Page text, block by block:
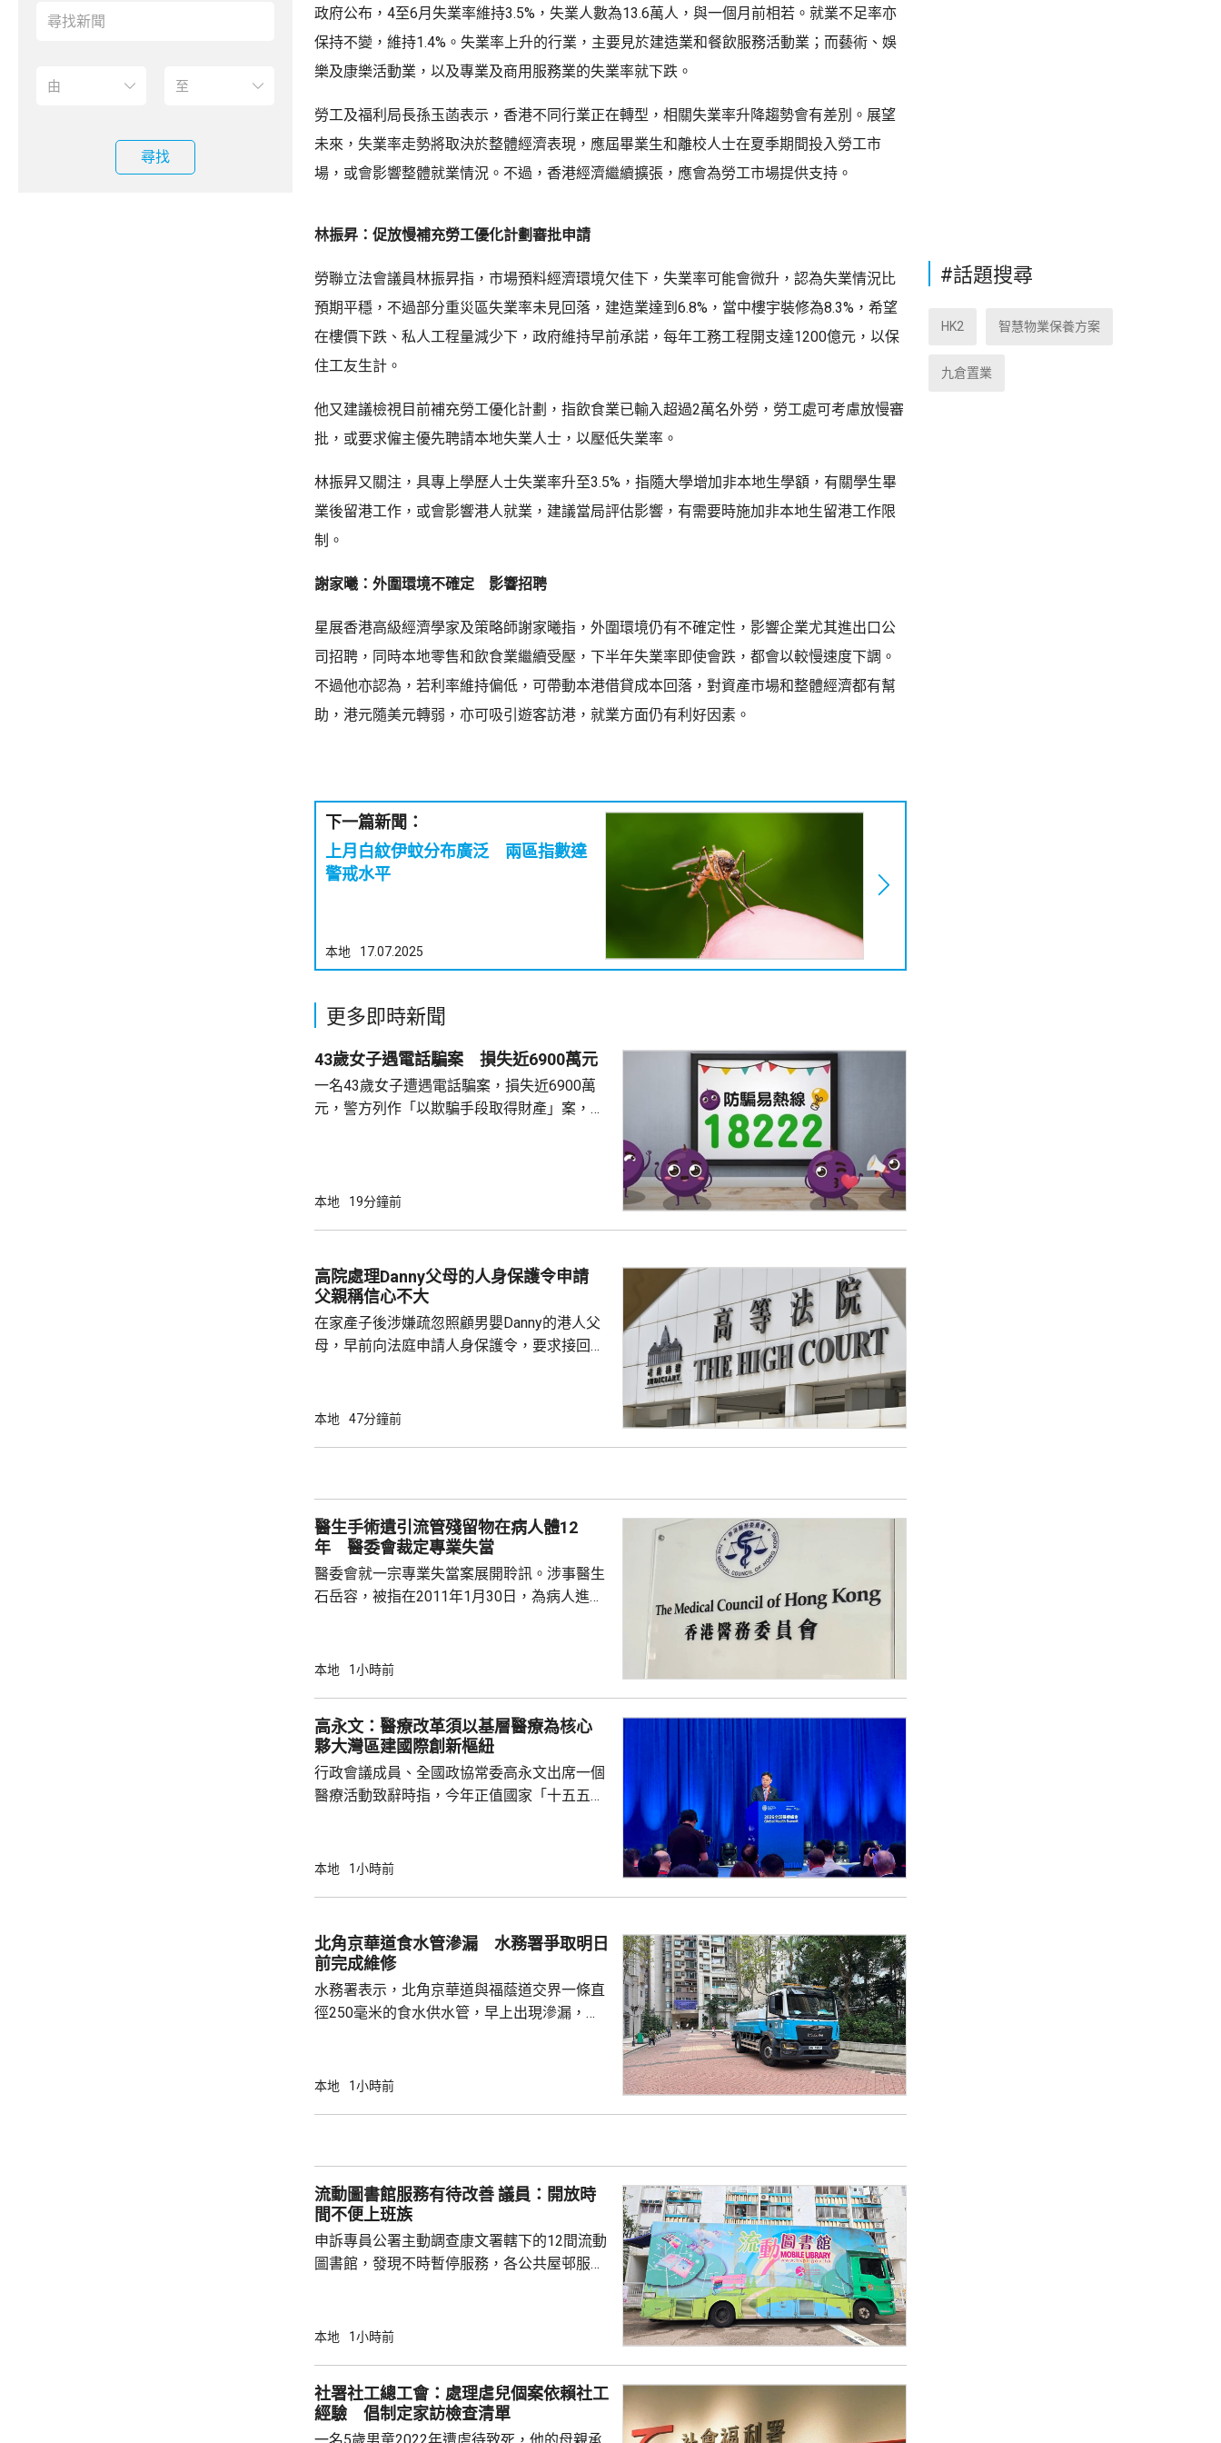
尋找
政府公布，4至6月失業率維持3.5%，失業人數為13.6萬人，與一個月前相若。就業不足率亦
保持不變，維持1.4%。失業率上升的行業，主要見於建造業和餐飲服務活動業；而藝術、娛
樂及康樂活動業，以及專業及商用服務業的失業率就下跌。
勞工及福利局長孫玉菡表示，香港不同行業正在轉型，相關失業率升降趨勢會有差別。展望
未來，失業率走勢將取決於整體經濟表現，應屆畢業生和離校人士在夏季期間投入勞工市
場，或會影響整體就業情況。不過，香港經濟繼續擴張，應會為勞工市場提供支持。
林振昇：促放慢補充勞工優化計劃審批申請
勞聯立法會議員林振昇指，市場預料經濟環境欠佳下，失業率可能會微升，認為失業情況比
預期平穩，不過部分重災區失業率未見回落，建造業達到6.8%，當中樓宇裝修為8.3%，希望
在樓價下跌、私人工程量減少下，政府維持早前承諾，每年工務工程開支達1200億元，以保
住工友生計。
他又建議檢視目前補充勞工優化計劃，指飲食業已輸入超過2萬名外勞，勞工處可考慮放慢審
批，或要求僱主優先聘請本地失業人士，以壓低失業率。
林振昇又關注，具專上學歷人士失業率升至3.5%，指隨大學增加非本地生學額，有關學生畢
業後留港工作，或會影響港人就業，建議當局評估影響，有需要時施加非本地生留港工作限
制。
謝家曦：外圍環境不確定 影響招聘
星展香港高級經濟學家及策略師謝家曦指，外圍環境仍有不確定性，影響企業尤其進出口公
司招聘，同時本地零售和飲食業繼續受壓，下半年失業率即使會跌，都會以較慢速度下調。
不過他亦認為，若利率維持偏低，可帶動本港借貸成本回落，對資產市場和整體經濟都有幫
助，港元隨美元轉弱，亦可吸引遊客訪港，就業方面仍有利好因素。
下一篇新聞：
上月白紋伊蚊分布廣泛 兩區指數達
警戒水平
本地 17.07.2025
更多即時新聞
43歲女子遇電話騙案 損失近6900萬元
一名43歲女子遭遇電話騙案，損失近6900萬
元，警方列作「以欺騙手段取得財產」案，暫
於上月2日至本月1日期間，先後轉賬約6894
本地 19分鐘前
高院處理Danny父母的人身保護令申請
父親稱信心不大
在家產子後涉嫌疏忽照顧男嬰Danny的港人父
母，早前向法庭申請人身保護令，要求接回被
示，懷著戰戰兢兢的心情應付審訊，信心不
子的健康每況愈下。
本地 47分鐘前
醫生手術遺引流管殘留物在病人體12
年 醫委會裁定專業失當
醫委會就一宗專業失當案展開聆訊。涉事醫生
石岳容，被指在2011年1月30日，為病人進行
乳房檢查時才發現，有三條引流管殘留物，遺
確保引流管已被完全拔除，亦應及時察覺引流
管長度有異，指石岳容的行為，低於合理預期
的專業標準。 辯...
本地 1小時前
高永文：醫療改革須以基層醫療為核心
夥大灣區建國際創新樞紐
行政會議成員、全國政協常委高永文出席一個
醫療活動致辭時指，今年正值國家「十五五」
他強調，面對人口老化挑戰，不能單靠興建醫
透過地區康健中心和「基層醫療共同治理網
絡」，建立無縫的社區健康體系。 他指，迅速
發展的科技如人工智能診斷、基因編輯、微...
本地 1小時前
北角京華道食水管滲漏 水務署爭取明日
前完成維修
水務署表示，北角京華道與福蔭道交界一條直
徑250毫米的食水供水管，早上出現滲漏，影
程團隊正全力維修，爭取今晚深夜12時前完
及相關管理處保持聯繫，為受影響居民提供適
切協助。 受事故影響，福蔭道部分...
本地 1小時前
流動圖書館服務有待改善 議員：開放時
間不便上班族
申訴專員公署主動調查康文署轄下的12間流動
圖書館，發現不時暫停服務，各公共屋邨服務
法會議員李家駒，在一個電台節目表示，現時
方便。他又認為，隨著人口遷移，各區對流動
圖書館的需求或有改變，建議康文署公開更多
本地 1小時前
社署社工總工會：處理虐兒個案依賴社工
經驗 倡制定家訪檢查清單
#話題搜尋
HK2 智慧物業保養方案
九倉置業